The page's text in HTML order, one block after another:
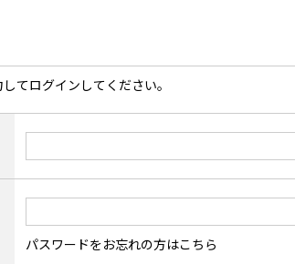
てログインしてください。
パスワードをお忘れの方はこちら